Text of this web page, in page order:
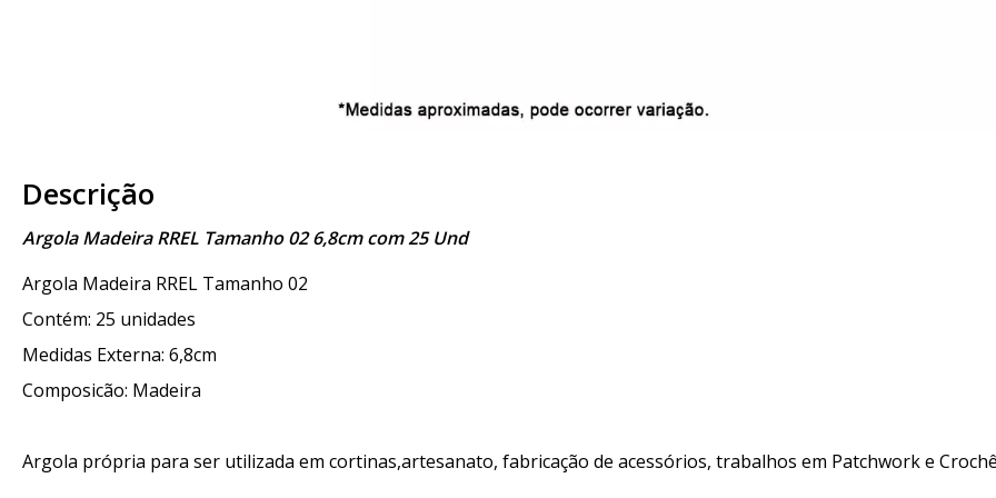
Descrição
Argola Madeira RREL Tamanho 02 6,8cm com 25 Und
Argola Madeira RREL Tamanho 02
Contém: 25 unidades
Medidas Externa: 6,8cm
Composicão: Madeira
Argola própria para ser utilizada em cortinas,artesanato, fabricação de acessórios, trabalhos em Patchwork e